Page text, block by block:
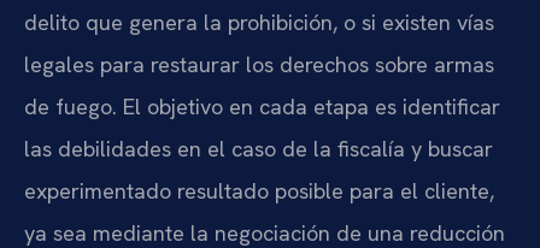
delito que genera la prohibición, o si existen vías
legales para restaurar los derechos sobre armas
de fuego. El objetivo en cada etapa es identificar
las debilidades en el caso de la fiscalía y buscar
experimentado resultado posible para el cliente,
ya sea mediante la negociación de una reducción